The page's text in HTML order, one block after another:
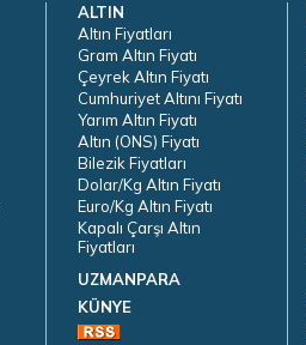
ALTIN
Altın Fiyatları
Gram Altın Fiyatı
Çeyrek Altın Fiyatı
Cumhuriyet Altını Fiyatı
Yarım Altın Fiyatı
Altın (ONS) Fiyatı
Bilezik Fiyatları
Dolar/Kg Altın Fiyatı
Euro/Kg Altın Fiyatı
Kapalı Çarşı Altın
Fiyatları
UZMANPARA
KÜNYE